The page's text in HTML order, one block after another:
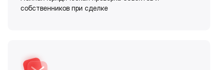
собственников при сделке